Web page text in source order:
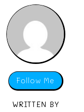
Follow Me
WRITTEN BY